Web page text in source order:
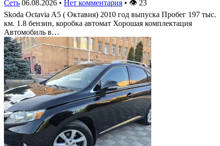
Сеть 06.08.2026 • Нет комментария • 👁 23
Skoda Octavia A5 ( Октавия) 2010 год выпуска Пробег 197 тыс.
км. 1.8 бензин, коробка автомат Хорошая комплектация
Автомобиль в…